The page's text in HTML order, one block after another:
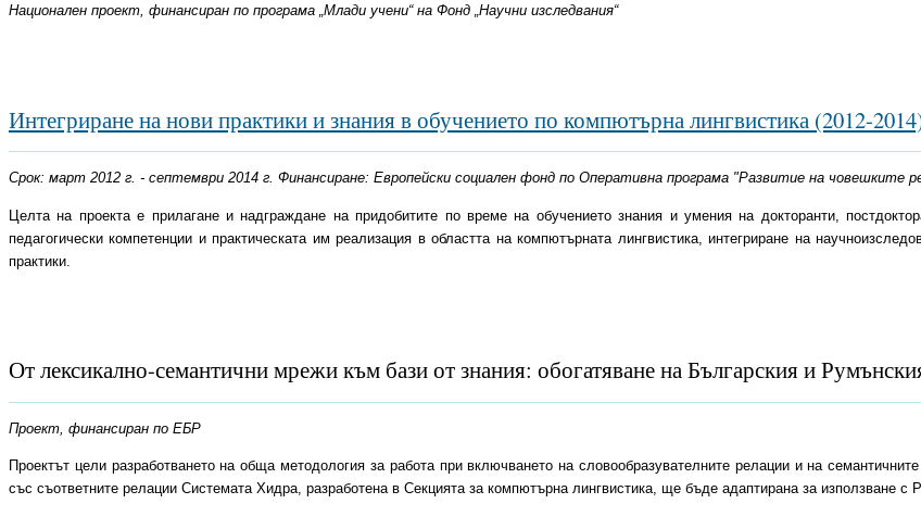
Национален проект, финансиран по програма „Млади учени“ на Фонд „Научни изследвания“
Интегриране на нови практики и знания в обучението по компютърна лингвистика (2012-
Срок: март 2012 г. - септември 2014 г. Финансиране: Европейски социален фонд по Оперативна програма "Развитие на
Целта на проекта е прилагане и надграждане на придобитите по време на обучението знания и умения на докторанти,
педагогически компетенции и практическата им реализация в областта на компютърната лингвистика, интегриране на
практики.
От лексикално-семантични мрежи към бази от знания: обогатяване на Българския и
Проект, финансиран по ЕБР
Проектът цели разработването на обща методология за работа при включването на словообразувателните релации и на
със съответните релации Системата Хидра, разработена в Секцията за компютърна лингвистика, ще бъде адаптирана за използване